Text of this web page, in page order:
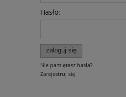
Hasło:
zaloguj się
Nie pamiętasz hasła?
Zarejestruj się